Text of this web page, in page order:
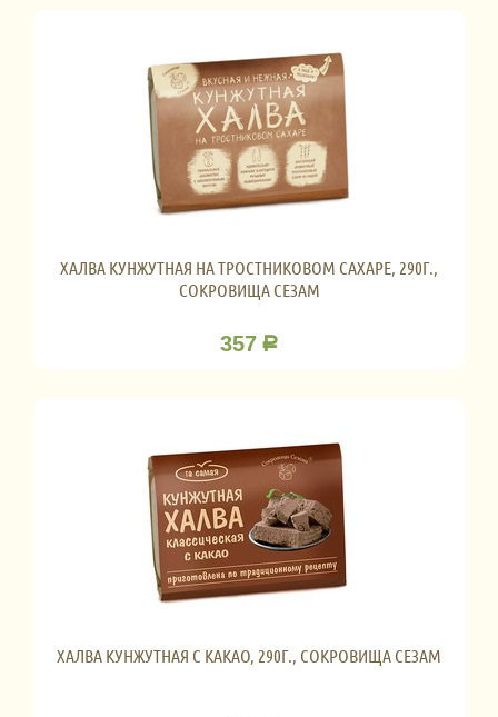
ХАЛВА КУНЖУТНАЯ НА ТРОСТНИКОВОМ САХАРЕ, 290Г.,
СОКРОВИЩА СЕЗАМ
357 Р
ХАЛВА КУНЖУТНАЯ С КАКАО, 290Г., СОКРОВИЩА СЕЗАМ